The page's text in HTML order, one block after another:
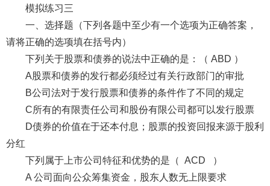
模拟练习三
一、选择题（下列各题中至少有一个选项为正确答案，
请将正确的选项填在括号内）
下列关于股票和债券的说法中正确的是：（ ABD ）
A股票和债券的发行都必须经过有关行政部门的审批
B公司法对于发行股票和债券的条件作了不同的规定
C所有的有限责任公司和股份有限公司都可以发行股票
D债券的价值在于还本付息；股票的投资回报来源于股利
分红
下列属于上市公司特征和优势的是（ ACD ）
A 公司面向公众筹集资金，股东人数无上限要求